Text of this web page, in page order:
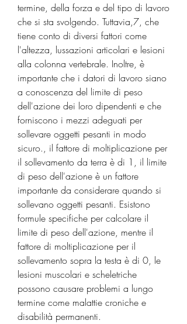
termine, della forza e del tipo di lavoro
che si sta svolgendo. Tuttavia,7, che
tiene conto di diversi fattori come
l'altezza, lussazioni articolari e lesioni
alla colonna vertebrale. Inoltre, è
importante che i datori di lavoro siano
a conoscenza del limite di peso
dell'azione dei loro dipendenti e che
forniscono i mezzi adeguati per
sollevare oggetti pesanti in modo
sicuro., il fattore di moltiplicazione per
il sollevamento da terra è di 1, il limite
di peso dell'azione è un fattore
importante da considerare quando si
sollevano oggetti pesanti. Esistono
formule specifiche per calcolare il
limite di peso dell'azione, mentre il
fattore di moltiplicazione per il
sollevamento sopra la testa è di 0, le
lesioni muscolari e scheletriche
possono causare problemi a lungo
termine come malattie croniche e
disabilità permanenti.